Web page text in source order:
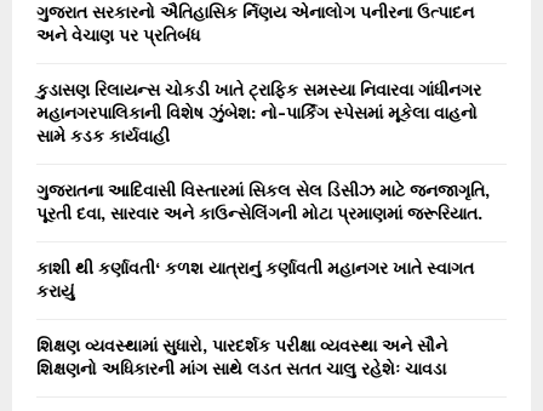
ગુજરાત સરકારનો ઐતિહાસિક ર્નિણય એનાલોગ પનીરના ઉત્પાદન
અને વેચાણ પર પ્રતિબંધ
કુડાસણ રિલાયન્સ ચોકડી ખાતે ટ્રાફિક સમસ્યા નિવારવા ગાંધીનગર
મહાનગરપાલિકાની વિશેષ ઝુંબેશ: નો-પાર્કિંગ સ્પેસમાં મૂકેલા વાહનો
સામે કડક કાર્યવાહી
ગુજરાતના આદિવાસી વિસ્તારમાં સિકલ સેલ ડિસીઝ માટે જનજાગૃતિ,
પૂરતી દવા, સારવાર અને કાઉન્સેલિંગની મોટા પ્રમાણમાં જરૂરિયાત.
કાશી થી કર્ણાવતી‘ કળશ યાત્રાનું કર્ણાવતી મહાનગર ખાતે સ્વાગત
કરાયું
શિક્ષણ વ્યવસ્થામાં સુધારો, પારદર્શક પરીક્ષા વ્યવસ્થા અને સૌને
શિક્ષણનો અધિકારની માંગ સાથે લડત સતત ચાલુ રહેશેઃ ચાવડા